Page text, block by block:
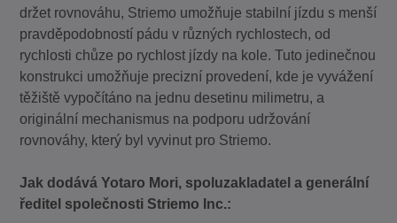
držet rovnováhu, Striemo umožňuje stabilní jízdu s menší
pravděpodobností pádu v různých rychlostech, od
rychlosti chůze po rychlost jízdy na kole. Tuto jedinečnou
konstrukci umožňuje precizní provedení, kde je vyvážení
těžiště vypočítáno na jednu desetinu milimetru, a
originální mechanismus na podporu udržování
rovnováhy, který byl vyvinut pro Striemo.
Jak dodává Yotaro Mori, spoluzakladatel a generální
ředitel společnosti Striemo Inc.: